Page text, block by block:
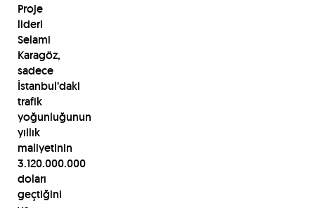
Proje
lideri
Selami
Karagöz,
sadece
İstanbul’daki
trafik
yoğunluğunun
yıllık
maliyetinin
3.120.000.000
doları
geçtiğini